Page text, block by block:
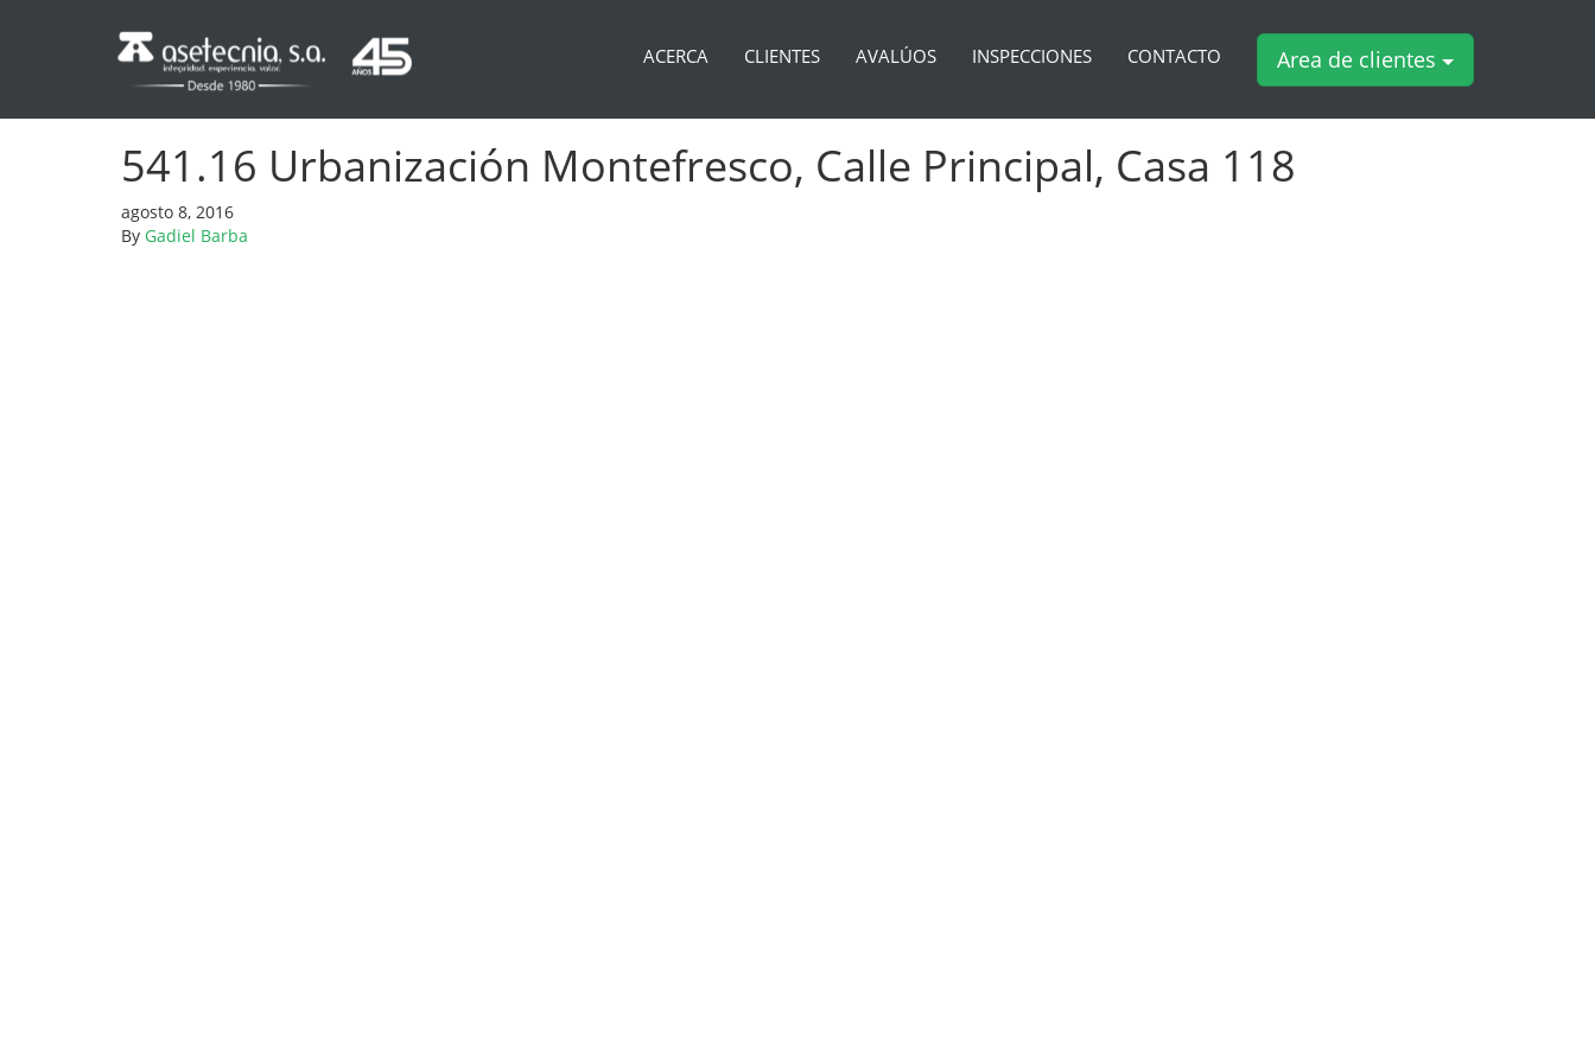
ACERCA CLIENTES AVALÚOS INSPECCIONES CONTACTO Area de clientes
541.16 Urbanización Montefresco, Calle Principal, Casa 118
agosto 8, 2016
By Gadiel Barba